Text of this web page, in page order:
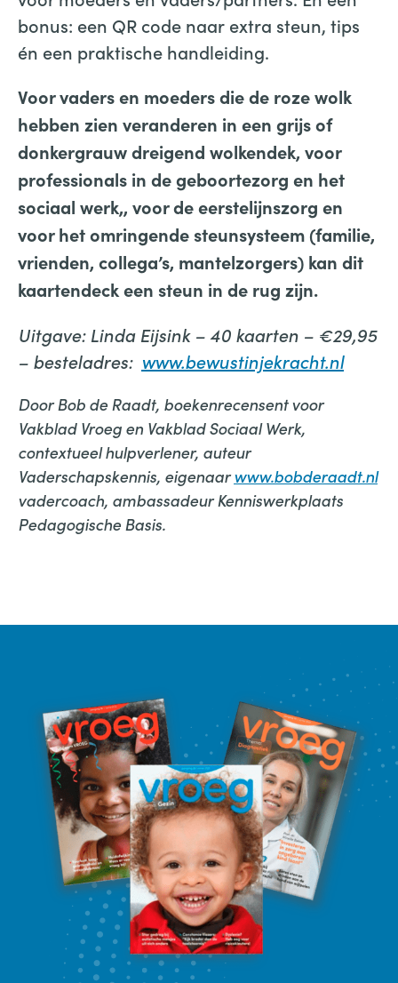
bonus: een QR code naar extra steun, tips
én een praktische handleiding.
Voor vaders en moeders die de roze wolk
hebben zien veranderen in een grijs of
donkergrauw dreigend wolkendek, voor
professionals in de geboortezorg en het
sociaal werk,, voor de eerstelijnszorg en
voor het omringende steunsysteem (familie,
vrienden, collega’s, mantelzorgers) kan dit
kaartendeck een steun in de rug zijn.
Uitgave: Linda Eijsink – 40 kaarten – €29,95
– besteladres: www.bewustinjekracht.nl
Door Bob de Raadt, boekenrecensent voor
Vakblad Vroeg en Vakblad Sociaal Werk,
contextueel hulpverlener, auteur
Vaderschapskennis, eigenaarwww.bobderaadt.nl
vadercoach, ambassadeur Kenniswerkplaats
Pedagogische Basis.